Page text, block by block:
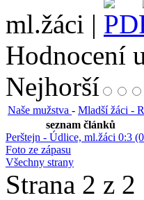
ml.žáci |
Hodnocení
Nejhorší
Naše mužstva - Mladší žáci -
seznam článků
Perštejn - Údlice, ml.žáci 0:3
Foto ze zápasu
Všechny strany
Strana 2 z 2